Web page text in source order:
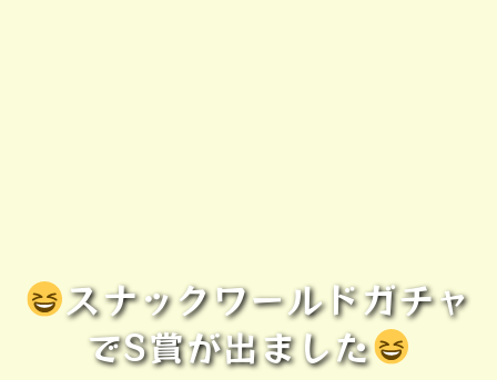
スナックワールドガチャ
でS賞が出ました